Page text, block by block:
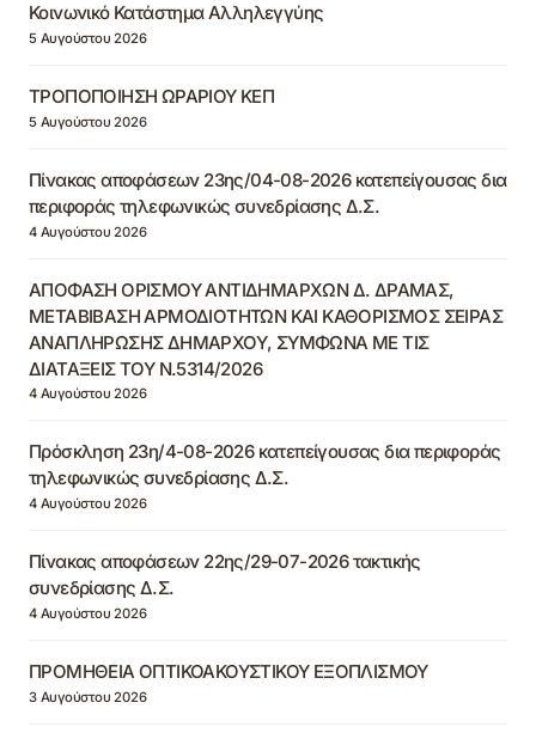
Κοινωνικό Κατάστημα Αλληλεγγύης
5 Αυγούστου 2026
ΤΡΟΠΟΠΟΙΗΣΗ ΩΡΑΡΙΟΥ ΚΕΠ
5 Αυγούστου 2026
Πίνακας αποφάσεων 23ης/04-08-2026 κατεπείγουσας δια
περιφοράς τηλεφωνικώς συνεδρίασης Δ.Σ.
4 Αυγούστου 2026
ΑΠΟΦΑΣΗ ΟΡΙΣΜΟΥ ΑΝΤΙΔΗΜΑΡΧΩΝ Δ. ΔΡΑΜΑΣ,
ΜΕΤΑΒΙΒΑΣΗ ΑΡΜΟΔΙΟΤΗΤΩΝ ΚΑΙ ΚΑΘΟΡΙΣΜΟΣ ΣΕΙΡΑΣ
ΑΝΑΠΛΗΡΩΣΗΣ ΔΗΜΑΡΧΟΥ, ΣΥΜΦΩΝΑ ΜΕ ΤΙΣ
ΔΙΑΤΑΞΕΙΣ ΤΟΥ Ν.5314/2026
4 Αυγούστου 2026
Πρόσκληση 23η/4-08-2026 κατεπείγουσας δια περιφοράς
τηλεφωνικώς συνεδρίασης Δ.Σ.
4 Αυγούστου 2026
Πίνακας αποφάσεων 22ης/29-07-2026 τακτικής
συνεδρίασης Δ.Σ.
4 Αυγούστου 2026
ΠΡΟΜΗΘΕΙΑ ΟΠΤΙΚΟΑΚΟΥΣΤΙΚΟΥ ΕΞΟΠΛΙΣΜΟΥ
3 Αυγούστου 2026